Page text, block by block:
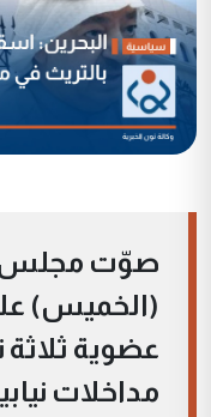
صوّت مجلس
(الخميس)
عضوية ثلاثة
مداخلات